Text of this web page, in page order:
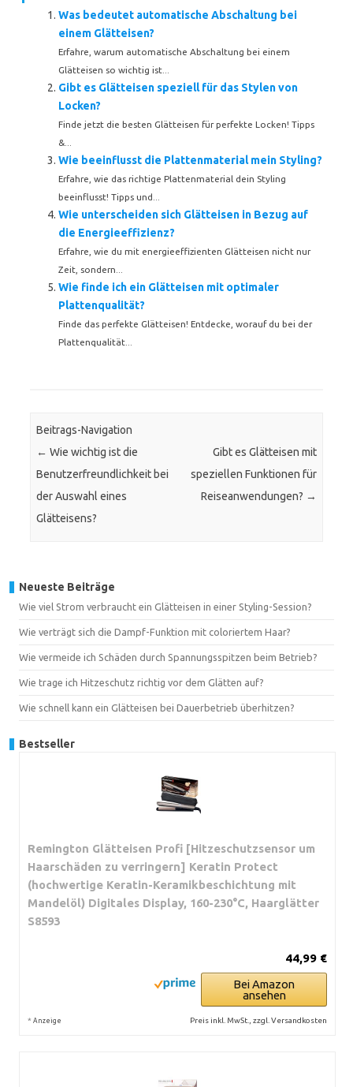
Was bedeutet automatische Abschaltung bei
einem Glätteisen?
Erfahre, warum automatische Abschaltung bei einem
Glätteisen so wichtig ist...
Gibt es Glätteisen speziell für das Stylen von
Locken?
Finde jetzt die besten Glätteisen für perfekte Locken! Tipps
&...
Wie beeinflusst die Plattenmaterial mein Styling?
Erfahre, wie das richtige Plattenmaterial dein Styling
beeinflusst! Tipps und...
Wie unterscheiden sich Glätteisen in Bezug auf
die Energieeffizienz?
Erfahre, wie du mit energieeffizienten Glätteisen nicht nur
Zeit, sondern...
Wie finde ich ein Glätteisen mit optimaler
Plattenqualität?
Finde das perfekte Glätteisen! Entdecke, worauf du bei der
Plattenqualität...
Beitrags-Navigation
← Wie wichtig ist die
Benutzerfreundlichkeit bei
der Auswahl eines
Glätteisens?
Gibt es Glätteisen mit
speziellen Funktionen für
Reiseanwendungen? →
Neueste Beiträge
Wie viel Strom verbraucht ein Glätteisen in einer Styling-Session?
Wie verträgt sich die Dampf-Funktion mit coloriertem Haar?
Wie vermeide ich Schäden durch Spannungsspitzen beim Betrieb?
Wie trage ich Hitzeschutz richtig vor dem Glätten auf?
Wie schnell kann ein Glätteisen bei Dauerbetrieb überhitzen?
Bestseller
Remington Glätteisen Profi [Hitzeschutzsensor um
Haarschäden zu verringern] Keratin Protect
(hochwertige Keratin-Keramikbeschichtung mit
Mandelöl) Digitales Display, 160-230°C, Haarglätter
S8593
44,99 €
Bei Amazon
ansehen
* Anzeige Preis inkl. MwSt., zzgl. Versandkosten